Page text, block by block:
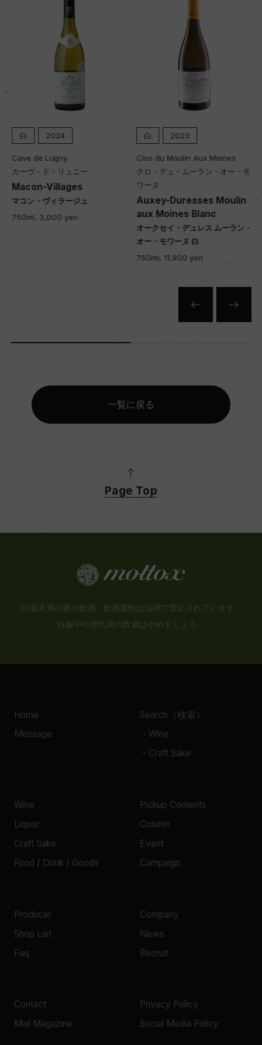
白 2024
Cave de Lugny
カーヴ・ド・リュニー
Macon-Villages
マコン・ヴィラージュ
750ml, 3,000 yen
白 2023
Clos du Moulin Aux Moines
クロ・デュ・ムーラン・オー・モ
ワーヌ
Auxey-Duresses Moulin
aux Moines Blanc
オークセイ・デュレス ムーラン・
オー・モワーヌ 白
750ml, 11,900 yen
一覧に戻る
Page Top
20歳未満の者の飲酒、飲酒運転は法律で禁止されています。
妊娠中や授乳期の飲酒はやめましょう。
Home
Message
Search（検索）
- Wine
- Craft Sake
Wine
Liquor
Craft Sake
Food / Drink / Goods
Pickup Contents
Column
Event
Campaign
Producer
Shop List
Faq
Company
News
Recruit
Contact
Mail Magazine
Privacy Policy
Social Media Policy